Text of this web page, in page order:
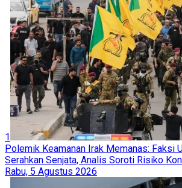
1
Polemik Keamanan Irak Memanas: Faksi
Serahkan Senjata, Analis Soroti Risiko
Rabu, 5 Agustus 2026